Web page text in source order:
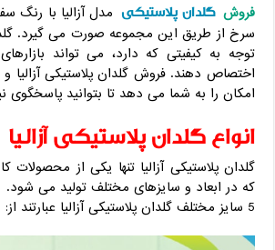
فروش گلدان پلاستیکی مدل آزالیا با رنگ
سرخ از طریق این مجموعه صورت می گیرد.
توجه به کیفیتی که دارد، می تواند
اختصاص دهند. فروش گلدان پلاستیکی آزالیا و
امکان را به شما می دهد تا بتوانید پاسخگوی
انواع گلدان پلاستیکی آزالیا
گلدان پلاستیکی آزالیا تنها یکی از
که در ابعاد و سایزهای مختلف تولید می شود.
5 سایز مختلف گلدان پلاستیکی آزالیا عبارتند از: